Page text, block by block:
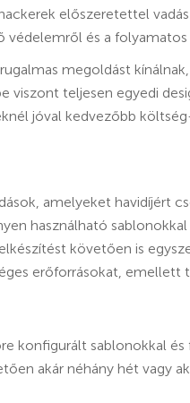
előszeretettel
és a folyamatos
megoldást
viszont teljesen egyedi
jóval kedvezőbb
amelyeket havidíjért
használható
követően is
erőforrásokat, emellett
konfigurált sablonokkal
akár néhány hét vagy